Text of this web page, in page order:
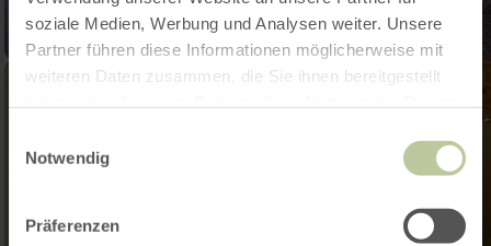
soziale Medien, Werbung und Analysen weiter. Unsere
Partner führen diese Informationen möglicherweise mit
weiteren Daten zusammen, die Sie ihnen bereitgestellt
Notwendig
Präferenzen